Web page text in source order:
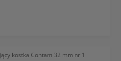
kostka Contam 32 mm nr 1